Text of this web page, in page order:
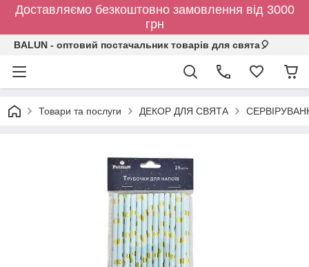
Доставляємо безкоштовно замовлення від 3000
грн
BALUN - оптовий постачальник товарів для свята🎈
Товари та послуги ДЕКОР ДЛЯ СВЯТА